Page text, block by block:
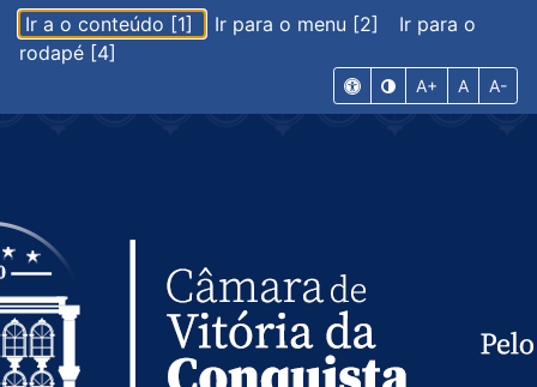
Ir a o conteúdo [1] Ir para o menu [2]
Ir para o
rodapé [4]
A+ A A-